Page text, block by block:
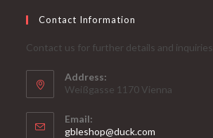
Contact Information
Contact us for further details and inquiries
Address:
Weißgasse 1170 Vienna
Email:
gbleshop@duck.com